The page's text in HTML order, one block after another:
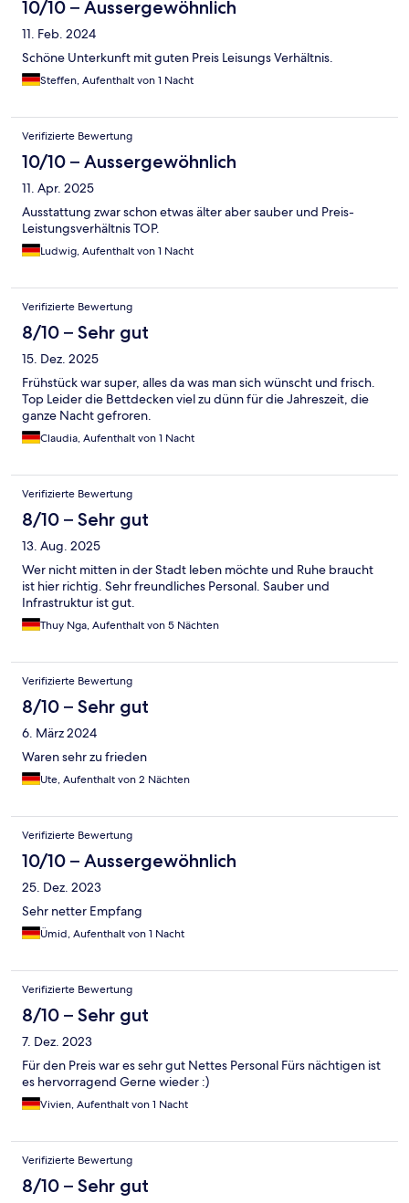
10/10 – Aussergewöhnlich
11. Feb. 2024
Schöne Unterkunft mit guten Preis Leisungs Verhältnis.
Steffen, Aufenthalt von 1 Nacht
Verifizierte Bewertung
10/10 – Aussergewöhnlich
11. Apr. 2025
Ausstattung zwar schon etwas älter aber sauber und Preis-
Leistungsverhältnis TOP.
Ludwig, Aufenthalt von 1 Nacht
Verifizierte Bewertung
8/10 – Sehr gut
15. Dez. 2025
Frühstück war super, alles da was man sich wünscht und frisch.
Top Leider die Bettdecken viel zu dünn für die Jahreszeit, die
ganze Nacht gefroren.
Claudia, Aufenthalt von 1 Nacht
Verifizierte Bewertung
8/10 – Sehr gut
13. Aug. 2025
Wer nicht mitten in der Stadt leben möchte und Ruhe braucht
ist hier richtig. Sehr freundliches Personal. Sauber und
Infrastruktur ist gut.
Thuy Nga, Aufenthalt von 5 Nächten
Verifizierte Bewertung
8/10 – Sehr gut
6. März 2024
Waren sehr zu frieden
Ute, Aufenthalt von 2 Nächten
Verifizierte Bewertung
10/10 – Aussergewöhnlich
25. Dez. 2023
Sehr netter Empfang
Ümid, Aufenthalt von 1 Nacht
Verifizierte Bewertung
8/10 – Sehr gut
7. Dez. 2023
Für den Preis war es sehr gut Nettes Personal Fürs nächtigen ist
es hervorragend Gerne wieder :)
Vivien, Aufenthalt von 1 Nacht
Verifizierte Bewertung
8/10 – Sehr gut